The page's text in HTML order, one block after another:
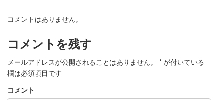
コメントはありません。
コメントを残す
メールアドレスが公開されることはありません。 * が付いている
欄は必須項目です
コメント